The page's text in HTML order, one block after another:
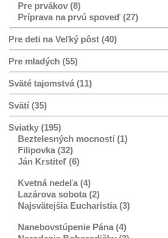
Pre prvákov (8)
Príprava na prvú spoveď (27)
Pre deti na Veľký pôst (40)
Pre mladých (55)
Sväté tajomstvá (11)
Svätí (35)
Sviatky (195)
Beztelesných mocností (1)
Filipovka (32)
Ján Krstiteľ (6)
Kvetná nedeľa (4)
Lazárova sobota (2)
Najsvätejšia Eucharistia (3)
Nanebovstúpenie Pána (4)